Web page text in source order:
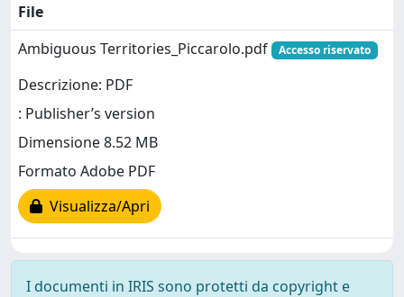
File
Ambiguous Territories_Piccarolo.pdf
Accesso riservato
Descrizione: PDF
: Publisher’s version
Dimensione 8.52 MB
Formato Adobe PDF
Visualizza/Apri
I documenti in IRIS sono protetti da copyright e